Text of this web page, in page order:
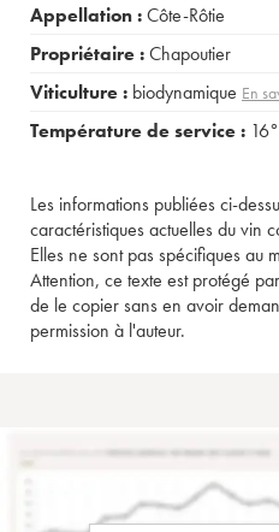
Appellation :Côte-Rôtie
Propriétaire :Chapoutier
Viticulture : biodynamique En
Température de service : 16°
Les informations publiées ci-
caractéristiques actuelles du vin
Elles ne sont pas spécifiques au
Attention, ce texte est protégé
de le copier sans en avoir
permission à l'auteur.